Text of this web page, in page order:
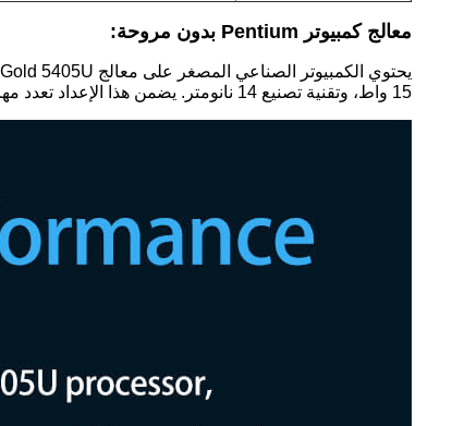
معالج كمبيوتر Pentium بدون مروحة:
15 واط، وتقنية تصنيع 14 نانومتر. يضمن هذا الإعداد تعدد مهام سريعًا، والوصول السريع إلى البيانات، وكفاءة الطاقة. توفر رسومات Intel UHD لمعالجات Intel من الجيل الثامن صورًا واضحة.